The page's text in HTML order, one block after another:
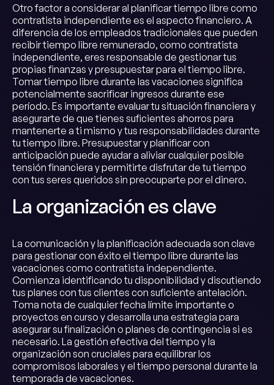
Otro factor a considerar al planificar tiempo libre como
contratista independiente es el aspecto financiero. A
diferencia de los empleados tradicionales que pueden
recibir tiempo libre remunerado, como contratista
independiente, eres responsable de gestionar tus
propias finanzas y presupuestar para el tiempo libre.
Tomar tiempo libre durante las vacaciones significa
potencialmente sacrificar ingresos durante ese
período. Es importante evaluar tu situación financiera y
asegurarte de que tienes suficientes ahorros para
mantenerte a ti mismo y tus responsabilidades durante
tu tiempo libre. Presupuestar y planificar con
anticipación puede ayudar a aliviar cualquier posible
tensión financiera y permitirte disfrutar de tu tiempo
con tus seres queridos sin preocuparte por el dinero.
La organización es clave
La comunicación y la planificación adecuada son clave
para gestionar con éxito el tiempo libre durante las
vacaciones como contratista independiente.
Comienza identificando tu disponibilidad y discutiendo
tus planes con tus clientes con suficiente antelación.
Toma nota de cualquier fecha límite importante o
proyectos en curso y desarrolla una estrategia para
asegurar su finalización o planes de contingencia si es
necesario. La gestión efectiva del tiempo y la
organización son cruciales para equilibrar los
compromisos laborales y el tiempo personal durante la
temporada de vacaciones.